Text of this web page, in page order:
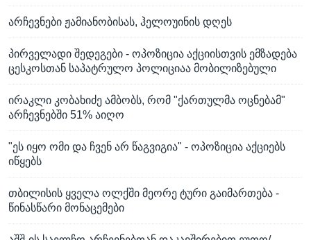
არჩევნები ჟამიანობისას, ჰელოუინის დღეს
პირველადი შედეგები - ოპოზიცია აქციისთვის ემზადება
ცესკოსთან საპატრულო პოლიციაა მობილიზებული
ირაკლი კობახიძე ამბობს, რომ "ქართულმა ოცნებამ"
არჩევნებში 51% აიღო
"ეს იყო ომი და ჩვენ არ წაგვიგია" - ოპოზიცია აქციებს
იწყებს
თბილისის ყველა ოლქში მეორე ტური გაიმართება -
წინასწარი მონაცემები